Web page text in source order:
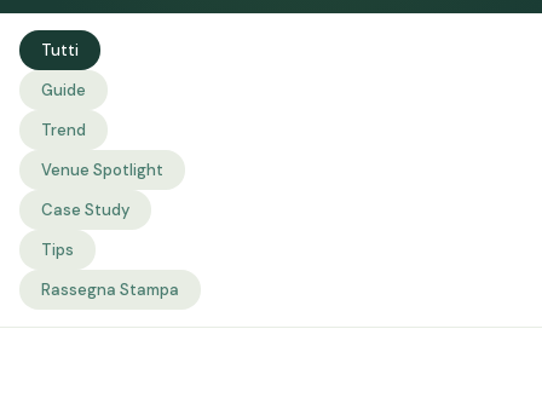
Tutti
Guide
Trend
Venue Spotlight
Case Study
Tips
Rassegna Stampa